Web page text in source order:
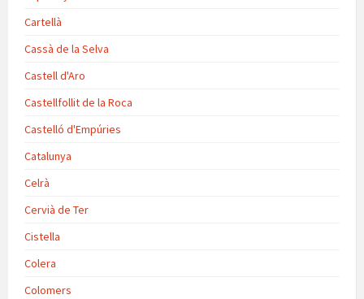
Cartellà
Cassà de la Selva
Castell d'Aro
Castellfollit de la Roca
Castelló d'Empúries
Catalunya
Celrà
Cervià de Ter
Cistella
Colera
Colomers